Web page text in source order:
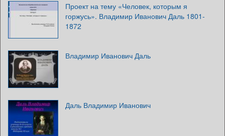
Проект на тему «Человек, которым я
горжусь». Владимир Иванович Даль 1801-
1872
Владимир Иванович Даль
Даль Владимир Иванович